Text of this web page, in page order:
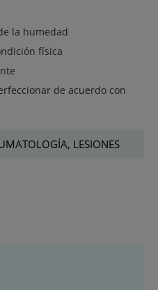
la humedad
física
de acuerdo con
LESIONES